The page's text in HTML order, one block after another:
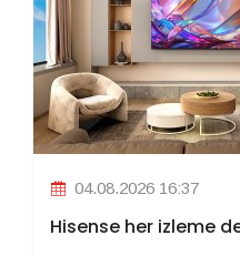
04.08.2026 16:37
Hisense her izleme